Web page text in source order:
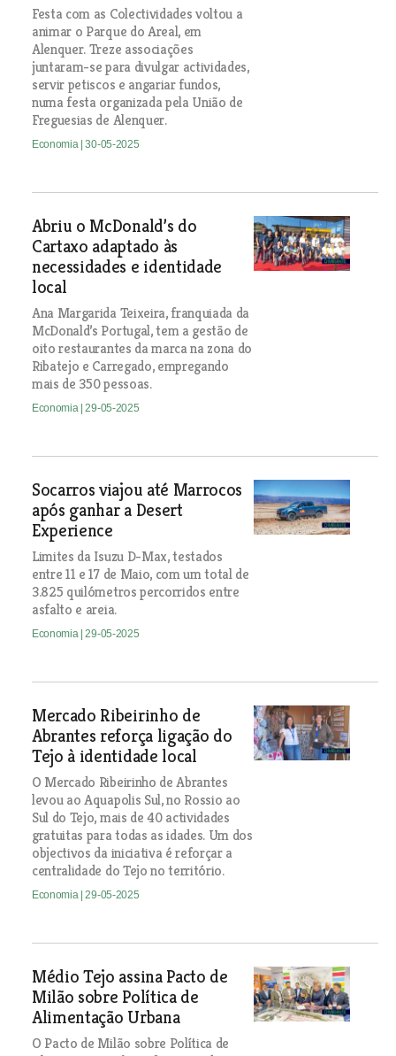
Festa com as Colectividades voltou a
animar o Parque do Areal, em
Alenquer. Treze associações
juntaram-se para divulgar actividades,
servir petiscos e angariar fundos,
numa festa organizada pela União de
Freguesias de Alenquer.
Economia | 30-05-2025
Abriu o McDonald’s do
Cartaxo adaptado às
necessidades e identidade
local
Ana Margarida Teixeira, franquiada da
McDonald’s Portugal, tem a gestão de
oito restaurantes da marca na zona do
Ribatejo e Carregado, empregando
mais de 350 pessoas.
Economia | 29-05-2025
Socarros viajou até Marrocos
após ganhar a Desert
Experience
Limites da Isuzu D-Max, testados
entre 11 e 17 de Maio, com um total de
3.825 quilómetros percorridos entre
asfalto e areia.
Economia | 29-05-2025
Mercado Ribeirinho de
Abrantes reforça ligação do
Tejo à identidade local
O Mercado Ribeirinho de Abrantes
levou ao Aquapolis Sul, no Rossio ao
Sul do Tejo, mais de 40 actividades
gratuitas para todas as idades. Um dos
objectivos da iniciativa é reforçar a
centralidade do Tejo no território.
Economia | 29-05-2025
Médio Tejo assina Pacto de
Milão sobre Política de
Alimentação Urbana
O Pacto de Milão sobre Política de